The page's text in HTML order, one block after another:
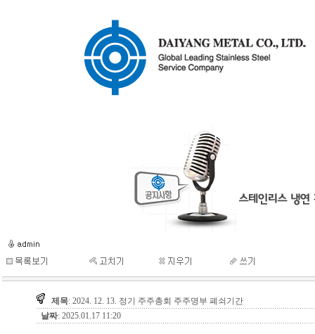
제목: 2024. 12. 13. 정기 주주총회 주주명부 폐쇠기간
날짜: 2025.01.17 11:20